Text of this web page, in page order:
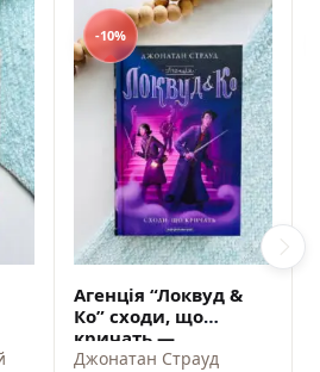
-10%
Агенція “Локвуд &
Ко” сходи, що
кричать —
Джонатан Страуд
Джонатан Страуд